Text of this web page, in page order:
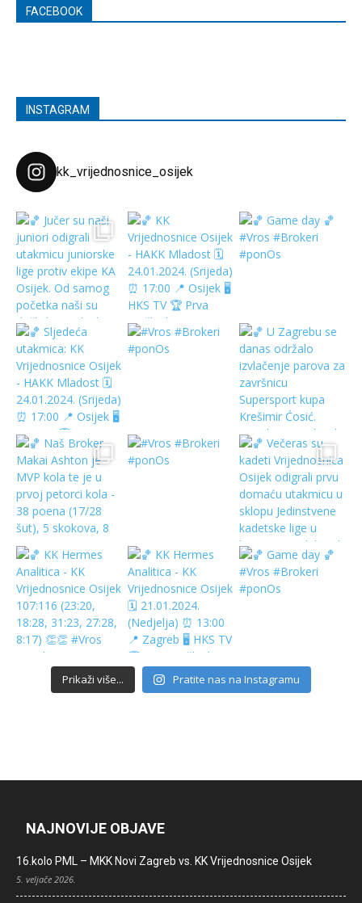
FACEBOOK
INSTAGRAM
kk_vrijednosnice_osijek
Prikaži više... Pratite nas na Instagramu
NAJNOVIJE OBJAVE
16.kolo PML – MKK Novi Zagreb vs. KK Vrijednosnice Osijek
5. veljače 2026.